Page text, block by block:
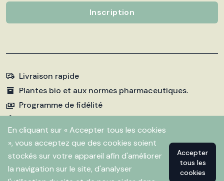
En cliquant sur « Accepter tous les cookies
», vous acceptez que des cookies soient
stockés sur votre appareil afin d'améliorer
la navigation sur le site, d'analyser
Accepter
tous les
cookies
Inscription
Livraison rapide
Plantes bio et aux normes pharmaceutiques.
Programme de fidélité
Paiements sécurisés
2026 Pharmacie Fleurentin. Propulsé par Flitbix.com